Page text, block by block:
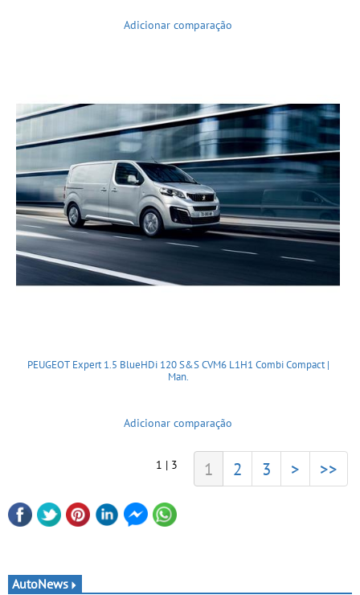
Adicionar comparação
PEUGEOT Expert 1.5 BlueHDi 120 S&S CVM6 L1H1 Combi Compact |
Man.
Adicionar comparação
1 | 3 1 2 3 > >>
AutoNews